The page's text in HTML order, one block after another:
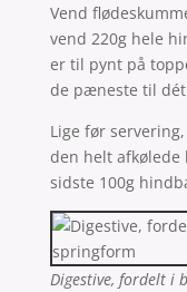
Vend
vend 220g hele
er til pynt på
de pæneste til
Lige før
den helt afkølede
sidste 100g
Digestive, fordelt i